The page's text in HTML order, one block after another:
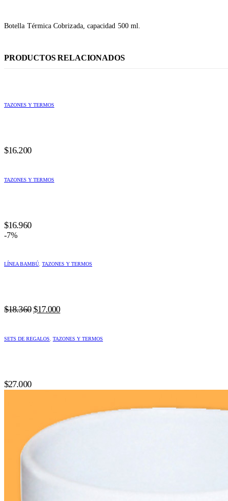
Botella Térmica Cobrizada, capacidad 500 ml.
PRODUCTOS RELACIONADOS
TAZONES Y TERMOS
$16.200
TAZONES Y TERMOS
$16.960
-7%
LÍNEA BAMBÚ TAZONES Y TERMOS
$18.360 El
era:
$17.000El
es:
SETS DE REGALOS TAZONES Y TERMOS
$27.000